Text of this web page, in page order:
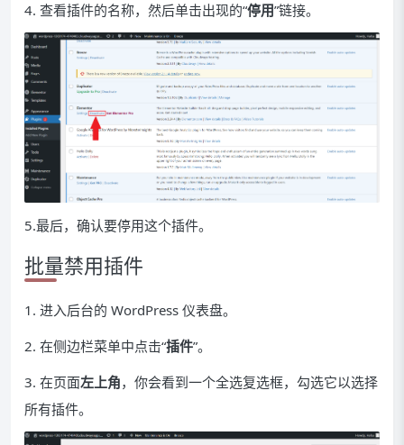
4. 查看插件的名称，然后单击出现的“停用”链接。
5.最后，确认要停用这个插件。
批量禁用插件
1. 进入后台的 WordPress 仪表盘。
2. 在侧边栏菜单中点击“插件”。
3. 在页面左上角，你会看到一个全选复选框，勾选它以选择
所有插件。